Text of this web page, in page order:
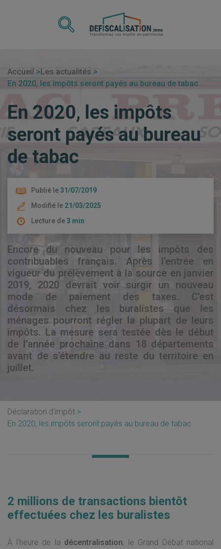
Accueil
Les actualités
En 2020, les impôts seront payés au bureau de tabac
En 2020, les impôts
seront payés au bureau
de tabac
Publié le31/07/2019
Modifié le 21/03/2025
Lecture de3 min
Encore du nouveau pour les impôts des
contribuables français. Après l’entrée en
vigueur du prélèvement à la source en janvier
2019, 2020 devrait voir surgir un nouveau
mode de paiement des taxes. C’est
désormais chez les buralistes que les
ménages pourront régler la plupart de leurs
impôts. La mesure sera testée dès le début
de l’année prochaine dans 18 départements
avant de s’étendre au reste du territoire en
juillet.
Déclaration d'impôt
En 2020, les impôts seront payés au bureau de tabac
2 millions de transactions bientôt
effectuées chez les buralistes
À l’heure de la décentralisation, le Grand Débat national